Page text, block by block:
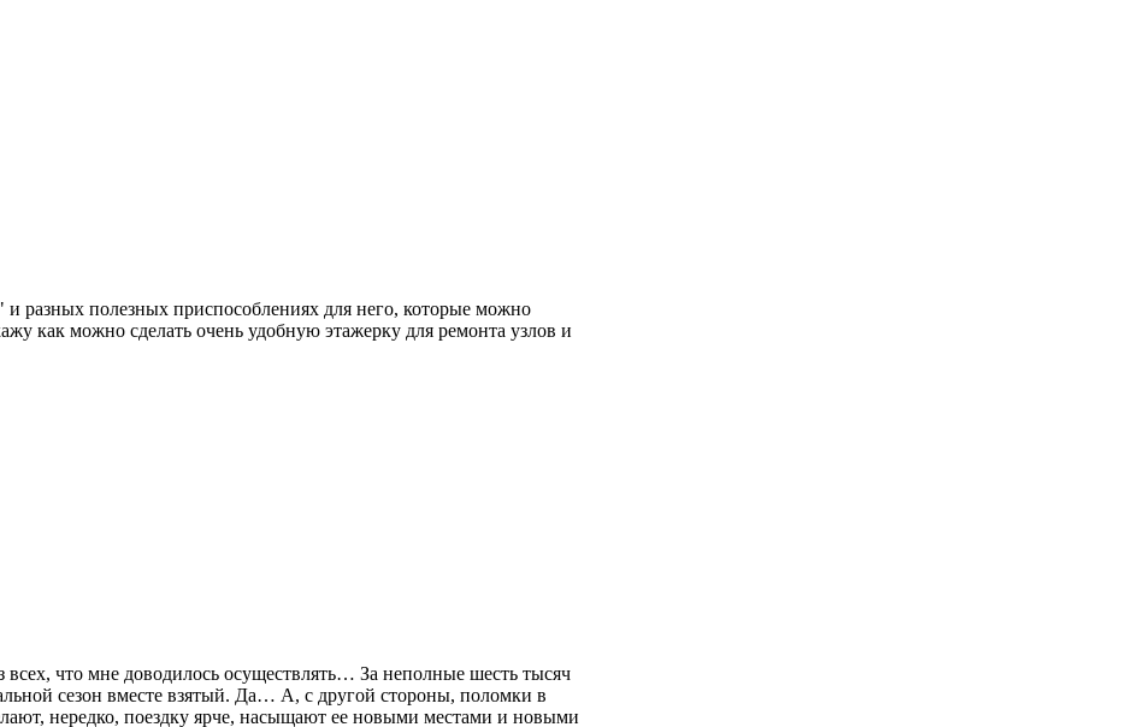
разных полезных приспособлениях для него, которые можно
как можно сделать очень удобную этажерку для ремонта узлов и
всех, что мне доводилось осуществлять… За неполные шесть тысяч
сезон вместе взятый. Да… А, с другой стороны, поломки в
нередко, поездку ярче, насыщают ее новыми местами и новыми